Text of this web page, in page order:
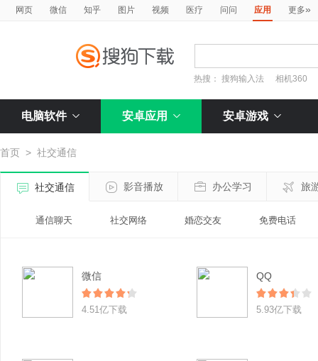
网页 微信 知乎 图片 视频 医疗 问问 应用 更多»
热搜：搜狗输入法 相机360
电脑软件 安卓应用 安卓游戏
首页 > 社交通信
社交通信 影音播放 办公学习 旅
通信聊天 社交网络 婚恋交友 免费电话
微信
4.51亿下载
QQ
5.93亿下载